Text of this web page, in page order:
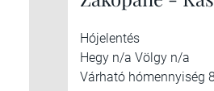
Hójelentés
Hegy n/a Völgy n/a
Várható hómennyiség